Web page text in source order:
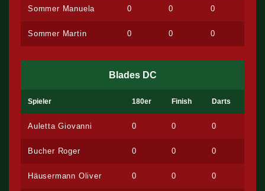
Sommer Manuela 0 0 0
Sommer Martin 0 0 0
Blades DC
Spieler 180er Finish Darts
Auletta Giovanni 0 0 0
Bucher Roger 0 0 0
Häusermann Oliver 0 0 0